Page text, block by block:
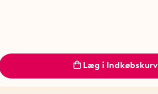
Læg i Indkøbskurv